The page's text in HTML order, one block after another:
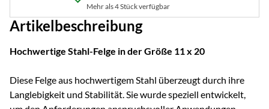
Mehr als 4 Stück verfügbar
Artikelbeschreibung
Hochwertige Stahl-Felge in der Größe 11 x 20
Diese Felge aus hochwertigem Stahl überzeugt durch ihre
Langlebigkeit und Stabilität. Sie wurde speziell entwickelt,